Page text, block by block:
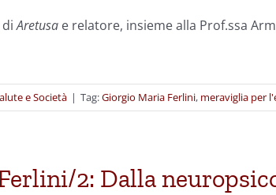
diAretusa e relatore, insieme alla Prof.ssa
e Società | Tag:Giorgio Maria Ferlini, meraviglia per
2: Dalla